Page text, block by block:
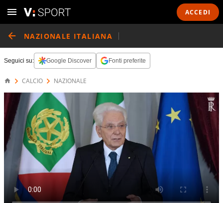
ACCEDI
NAZIONALE ITALIANA
Seguici su: Google Discover Fonti preferite
CALCIO NAZIONALE